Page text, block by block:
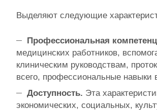
Выделяют следующие
Профессиональная
медицинских работников,
клиническим руководствам,
всего, профессиональные навыки
Доступность. Эта
экономических, социальных,